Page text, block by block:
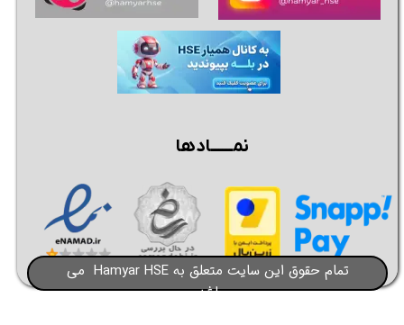
تمام حقوق این سایت متعلق به Hamyar HSE می
باشد​​​​​​​
نمــــــادها